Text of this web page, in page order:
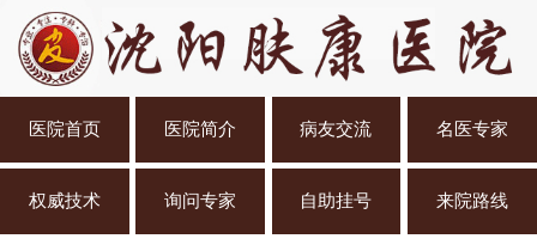
医院首页 医院简介 病友交流 名医专家
权威技术 询问专家 自助挂号 来院路线